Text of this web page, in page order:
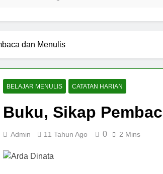
dan Menulis
BELAJAR MENULIS CATATAN HARIAN
Buku, Sikap
Admin 11 Tahun Ago 0 2 Mins